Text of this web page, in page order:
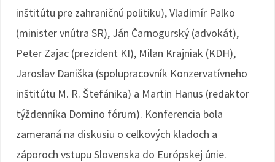
inštitútu pre zahraničnú politiku), Vladimír Palko
(minister vnútra SR), Ján Čarnogurský (advokát),
Peter Zajac (prezident KI), Milan Krajniak (KDH),
Jaroslav Daniška (spolupracovník Konzervatívneho
inštitútu M. R. Štefánika) a Martin Hanus (redaktor
týždenníka Domino fórum). Konferencia bola
zameraná na diskusiu o celkových kladoch a
záporoch vstupu Slovenska do Európskej únie.